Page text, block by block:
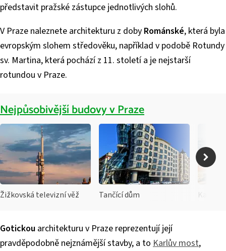
představit pražské zástupce jednotlivých slohů.
V Praze naleznete architekturu z doby Románské, která byla
evropským slohem středověku, například v podobě Rotundy
sv. Martina, která pochází z 11. století a je nejstarší
rotundou v Praze.
Nejpůsobivější budovy v Praze
Žižkovská televizní věž Tančící dům
Gotickou architekturu v Praze reprezentují její
pravděpodobně nejznámější stavby, a to Karlův most,